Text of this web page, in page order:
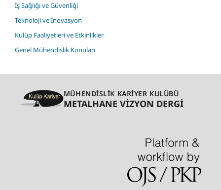
İş Sağlığı ve Güvenliği
Teknoloji ve İnovasyon
Kulüp Faaliyetleri ve Etkinlikler
Genel Mühendislik Konuları
MÜHENDİSLİK KARİYER KULÜBÜ
METALHANE VİZYON DERGİ